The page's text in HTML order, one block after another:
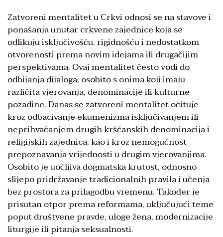
Zatvoreni mentalitet u Crkvi odnosi se na stavove i
ponašanja unutar crkvene zajednice koja se
odlikuju isključivošću, rigidnošću i nedostatkom
otvorenosti prema novim idejama ili drugačijim
perspektivama. Ovaj mentalitet često vodi do
odbijanja dijaloga, osobito s onima koji imaju
različita vjerovanja, denominacije ili kulturne
pozadine. Danas se zatvoreni mentalitet očituje
kroz odbacivanje ekumenizma isključivanjem ili
neprihvaćanjem drugih kršćanskih denominacija i
religijskih zajednica, kao i kroz nemogućnost
prepoznavanja vrijednosti u drugim vjerovanjima.
Osobito je uočljiva dogmatska krutost, odnosno
slijepo pridržavanje tradicionalnih pravila i učenja
bez prostora za prilagodbu vremenu. Također je
prisutan otpor prema reformama, uključujući teme
poput društvene pravde, uloge žena, modernizacije
liturgije ili pitanja seksualnosti.